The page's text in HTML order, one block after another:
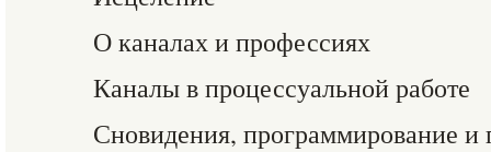
О каналах и профессиях
Каналы в процессуальной работе
Сновидения, программирование и